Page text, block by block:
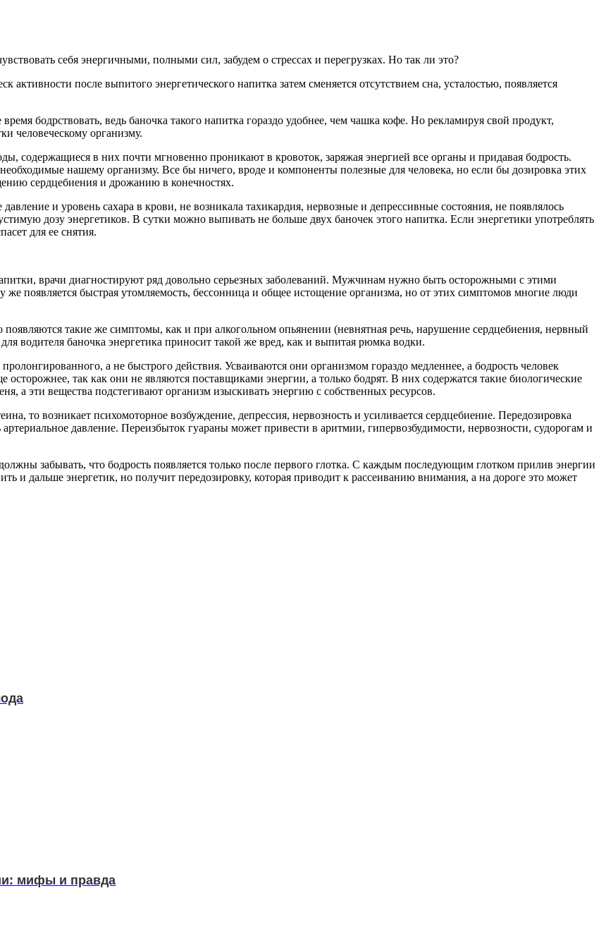
себя энергичными, полными сил, забудем о стрессах и перегрузках. Но так ли это?
активности после выпитого энергетического напитка затем сменяется отсутствием сна, усталостью, появляется
бодрствовать, ведь баночка такого напитка гораздо удобнее, чем чашка кофе. Но рекламируя свой продукт,
человеческому организму.
содержащиеся в них почти мгновенно проникают в кровоток, заряжая энергией все органы и придавая бодрость.
нашему организму. Все бы ничего, вроде и компоненты полезные для человека, но если бы дозировка этих
сердцебиения и дрожанию в конечностях.
и уровень сахара в крови, не возникала тахикардия, нервозные и депрессивные состояния, не появлялось
дозу энергетиков. В сутки можно выпивать не больше двух баночек этого напитка. Если энергетики употреблять
для ее снятия.
врачи диагностируют ряд довольно серьезных заболеваний. Мужчинам нужно быть осторожными с этими
появляется быстрая утомляемость, бессонница и общее истощение организма, но от этих симптомов многие люди
такие же симптомы, как и при алкогольном опьянении (невнятная речь, нарушение сердцебиения, нервный
водителя баночка энергетика приносит такой же вред, как и выпитая рюмка водки.
а не быстрого действия. Усваиваются они организмом гораздо медленнее, а бодрость человек
так как они не являются поставщиками энергии, а только бодрят. В них содержатся такие биологические
а эти вещества подстегивают организм изыскивать энергию с собственных ресурсов.
то возникает психомоторное возбуждение, депрессия, нервозность и усиливается сердцебиение. Передозировка
давление. Переизбыток гуараны может привести в аритмии, гипервозбудимости, нервозности, судорогам и
забывать, что бодрость появляется только после первого глотка. С каждым последующим глотком прилив энергии
и дальше энергетик, но получит передозировку, которая приводит к рассеиванию внимания, а на дороге это может
мифы и правда